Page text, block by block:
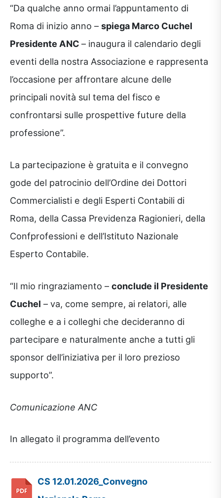
“Da qualche anno ormai l’appuntamento di
Roma di inizio anno – spiega Marco Cuchel
Presidente ANC – inaugura il calendario degli
eventi della nostra Associazione e rappresenta
l’occasione per affrontare alcune delle
principali novità sul tema del fisco e
confrontarsi sulle prospettive future della
professione”.
La partecipazione è gratuita e il convegno
gode del patrocinio dell’Ordine dei Dottori
Commercialisti e degli Esperti Contabili di
Roma, della Cassa Previdenza Ragionieri, della
Confprofessioni e dell’Istituto Nazionale
Esperto Contabile.
“Il mio ringraziamento – conclude il Presidente
Cuchel – va, come sempre, ai relatori, alle
colleghe e a i colleghi che decideranno di
partecipare e naturalmente anche a tutti gli
sponsor dell’iniziativa per il loro prezioso
supporto”.
Comunicazione ANC
In allegato il programma dell’evento
CS 12.01.2026_Convegno